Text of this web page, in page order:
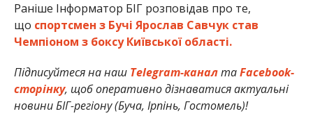
Раніше Інформатор БІГ розповідав про те,
що спортсмен з Бучі Ярослав Савчук став
Чемпіоном з боксу Київської області.
Підписуйтеся на наш Telegram-канал таFacebook-
сторінку, щоб оперативно дізнаватися актуальні
новини БІГ-регіону (Буча, Ірпінь, Гостомель)!